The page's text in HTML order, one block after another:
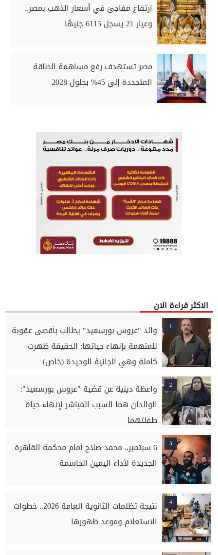
ارتفاع مفاجئ في أسعار الذهب بمصر..
وعيار 21 يسجل 6115 جنيهًا
مصر تستهدف رفع مساهمة الطاقة
المتجددة إلى 45% بحلول 2028
الاكثر قراءة الان
1
والد "عروس بورسعيد" يطالب بأقصى عقوبة
للمتهمة بإنهاء حياتها: الحقيقة ظهرت
كاملة وهي الجانية الوحيدة (خاص)
2
واعظة دينية عن قضية "عروس بورسعيد":
الوالدان هما السبب المباشر لإنهاء حياة
طفلتهما
3
6 سبتمبر.. محمد صلاح أمام محكمة القاهرة
الجديدة لأداء اليمين الحاسمة
4
نتيجة تظلمات الثانوية العامة 2026.. خطوات
الاستعلام وموعد ظهورها